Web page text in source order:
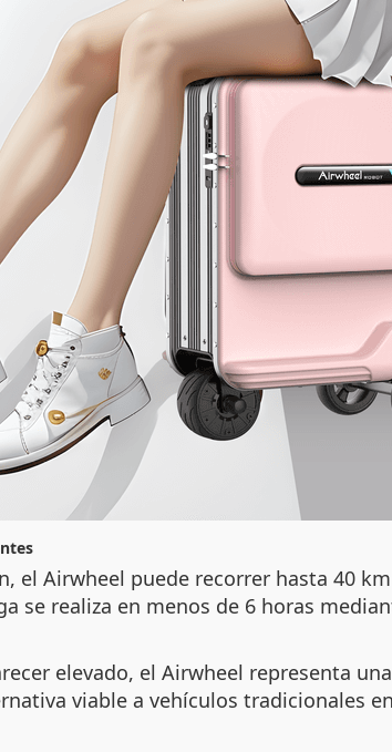
el Airwheel puede recorrer hasta 40
se realiza en menos de 6 horas
elevado, el Airwheel representa
viable a vehículos tradicionales